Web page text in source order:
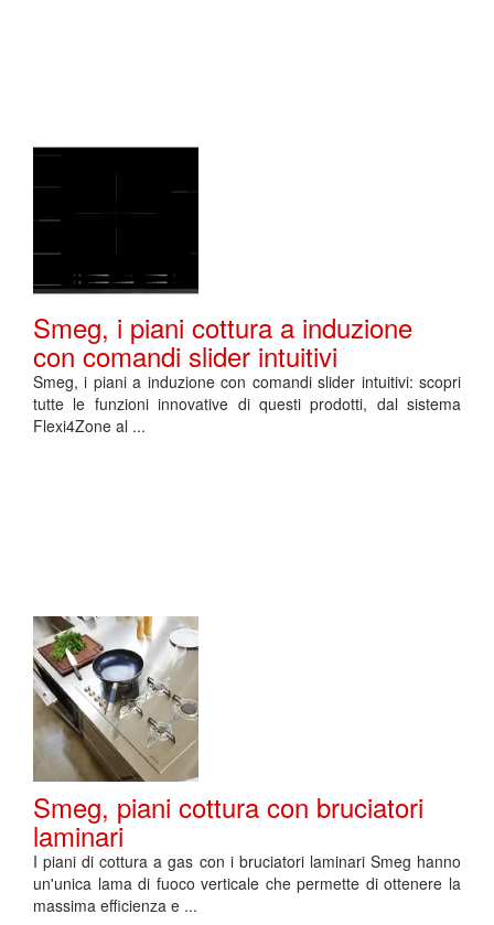
Smeg, i piani cottura a induzione
con comandi slider intuitivi
Smeg, i piani a induzione con comandi slider intuitivi: scopri
tutte le funzioni innovative di questi prodotti, dal sistema
Flexi4Zone al ...
Smeg, piani cottura con bruciatori
laminari
I piani di cottura a gas con i bruciatori laminari Smeg hanno
un'unica lama di fuoco verticale che permette di ottenere la
massima efficienza e ...